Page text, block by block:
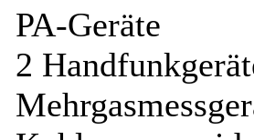
PA-Geräte
2